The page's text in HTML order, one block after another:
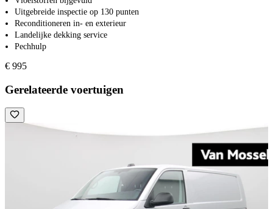
Uitgebreide inspectie op 130 punten
Reconditioneren in- en exterieur
Landelijke dekking service
Pechhulp
€ 995
Gerelateerde voertuigen